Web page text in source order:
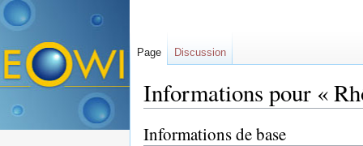
Informations pour «
Informations de base
Page Discussion